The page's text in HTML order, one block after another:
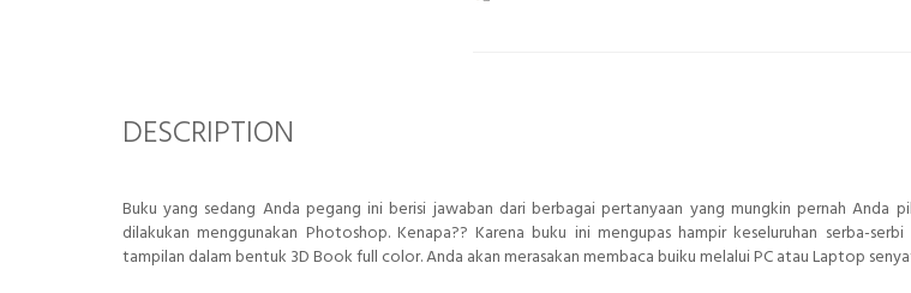
DESCRIPTION
Buku yang sedang Anda pegang ini berisi jawaban dari berbagai pertanyaan yang mungkin pernah Anda
dilakukan menggunakan Photoshop. Kenapa?? Karena buku ini mengupas hampir keseluruhan serba-
tampilan dalam bentuk 3D Book full color. Anda akan merasakan membaca buiku melalui PC atau Laptop